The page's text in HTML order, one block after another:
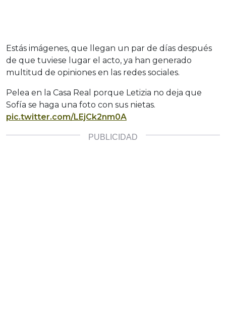
Estás imágenes, que llegan un par de días después
de que tuviese lugar el acto, ya han generado
multitud de opiniones en las redes sociales.
Pelea en la Casa Real porque Letizia no deja que
Sofía se haga una foto con sus nietas.
pic.twitter.com/LEjCk2nm0A